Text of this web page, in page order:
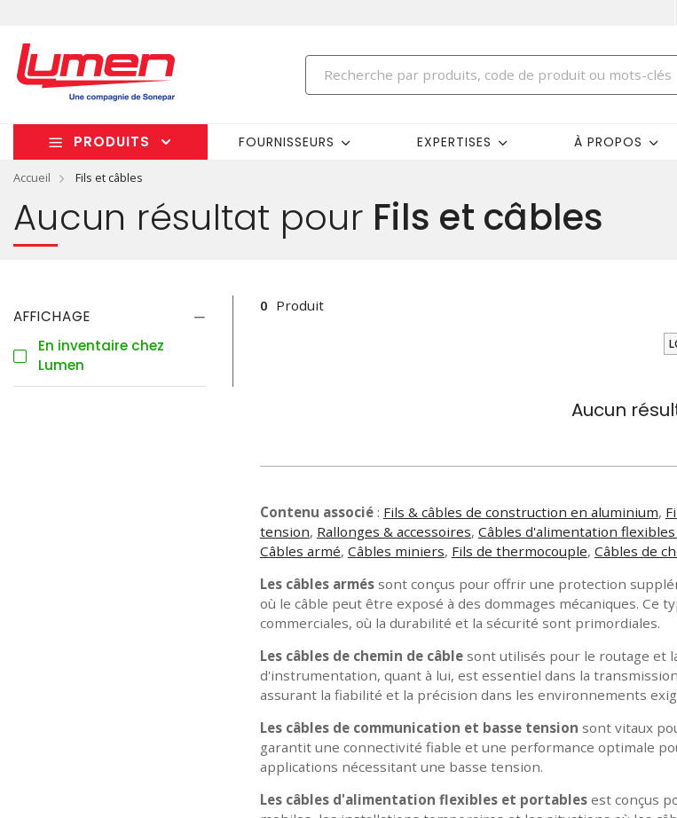
PRODUITS FOURNISSEURS EXPERTISES À PROPOS
Accueil Fils et câbles
Aucun résultat pour Fils et câbles
AFFICHAGE
En inventaire chez
Lumen
0 Produit
Aucun
Contenu associé: Fils & câbles de construction en aluminium,
tension, Rallonges & accessoires, Câbles d'alimentation
Câbles armé, Câbles miniers, Fils de thermocouple, Câbles de
Les câbles armés sont conçus pour offrir une protection
où le câble peut être exposé à des dommages mécaniques.
commerciales, où la durabilité et la sécurité sont primordiales.
Les câbles de chemin de câblesont utilisés pour le routage et
d'instrumentation, quant à lui, est essentiel dans la
assurant la fiabilité et la précision dans les environnements
Les câbles de communication et basse tension sont vitaux
garantit une connectivité fiable et une performance optimale
applications nécessitant une basse tension.
Les câbles d'alimentation flexibles et portablesest conçus